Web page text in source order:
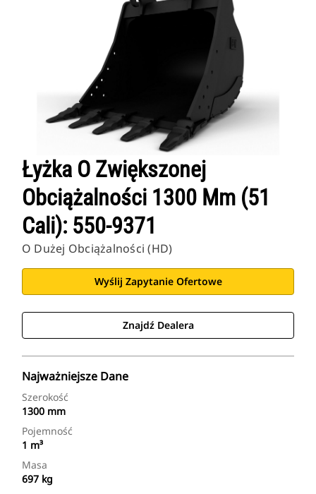
Łyżka O Zwiększonej
Obciążalności 1300 Mm (51
Cali): 550-9371
O Dużej Obciążalności (HD)
Wyślij Zapytanie Ofertowe
Znajdź Dealera
Najważniejsze Dane
Szerokość
1300 mm
Pojemność
1 m³
Masa
697 kg